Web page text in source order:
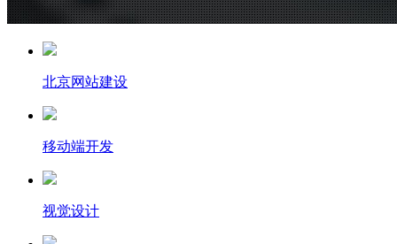
北京网站建设
移动端开发
视觉设计